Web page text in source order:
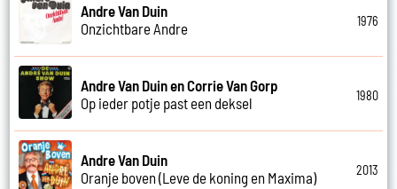
Andre Van Duin
Onzichtbare Andre
1976
Andre Van Duin en Corrie Van Gorp
Op ieder potje past een deksel
1980
Andre Van Duin
Oranje boven (Leve de koning en Maxima)
2013